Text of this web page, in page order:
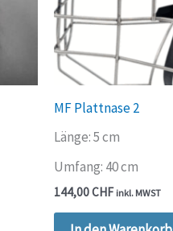
MF Plattnase 2
Länge: 5 cm
Umfang: 40 cm
144,00CHF inkl. MWST